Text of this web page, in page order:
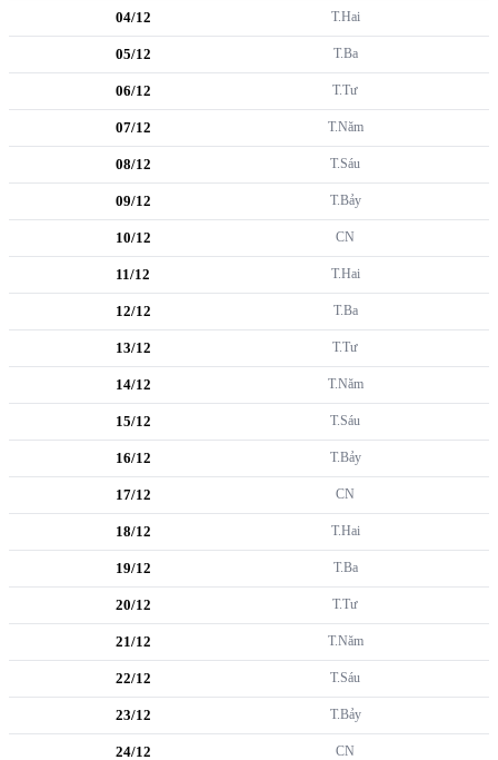
04/12 T.Hai
05/12 T.Ba
06/12 T.Tư
07/12 T.Năm
08/12 T.Sáu
09/12 T.Bảy
10/12 CN
11/12 T.Hai
12/12 T.Ba
13/12 T.Tư
14/12 T.Năm
15/12 T.Sáu
16/12 T.Bảy
17/12 CN
18/12 T.Hai
19/12 T.Ba
20/12 T.Tư
21/12 T.Năm
22/12 T.Sáu
23/12 T.Bảy
24/12 CN